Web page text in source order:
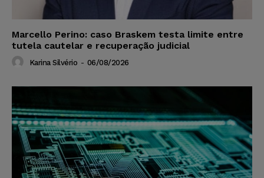
Marcello Perino: caso Braskem testa limite entre
tutela cautelar e recuperação judicial
Karina Silvério - 06/08/2026